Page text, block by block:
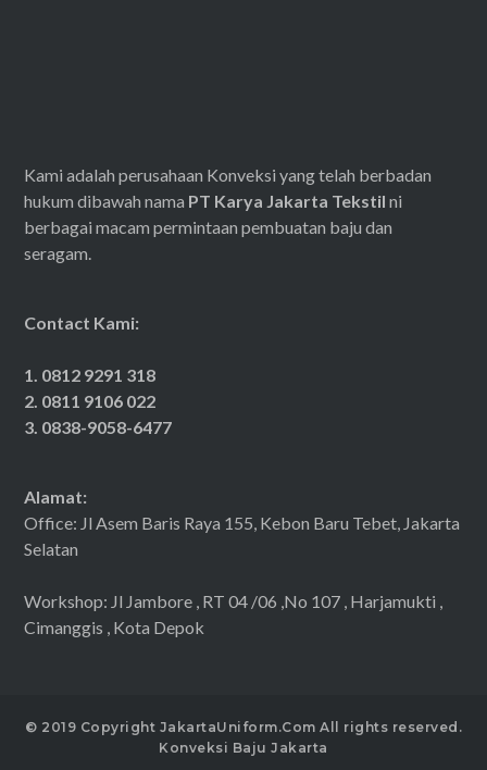
Kami adalah perusahaan Konveksi yang telah berbadan
hukum dibawah nama PT Karya Jakarta Tekstilni
berbagai macam permintaan pembuatan baju dan
seragam.
Contact Kami:
1. 0812 9291 318
2. 0811 9106 022
3. 0838-9058-6477
Alamat:
Office: Jl Asem Baris Raya 155, Kebon Baru Tebet, Jakarta
Selatan
Workshop: Jl Jambore , RT 04 /06 ,No 107 , Harjamukti ,
Cimanggis , Kota Depok
© 2019 Copyright JakartaUniform.Com All rights reserved.
Konveksi Baju Jakarta